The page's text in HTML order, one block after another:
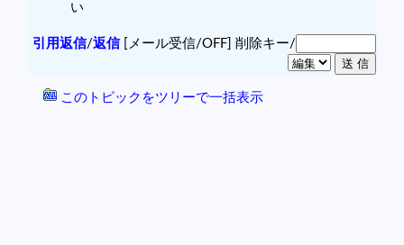
い
引用返信/返信[メール受信/OFF] 削除キー/
このトピックをツリーで一括表示